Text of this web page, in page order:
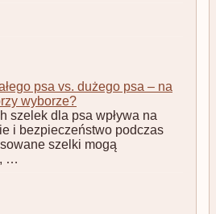
psa vs. dużego psa – na
wyborze?
szelek dla psa wpływa na
i bezpieczeństwo podczas
szelki mogą
…